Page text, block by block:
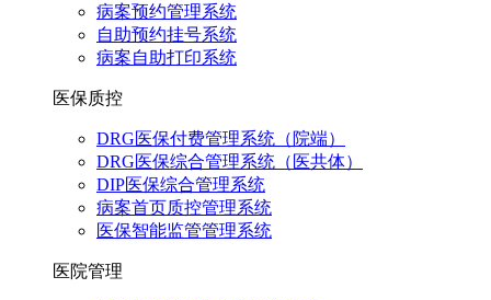
病案预约管理系统
自助预约挂号系统
病案自助打印系统
医保质控
DRG医保付费管理系统（院端）
DRG医保综合管理系统（医共体）
DIP医保综合管理系统
病案首页质控管理系统
医保智能监管管理系统
医院管理